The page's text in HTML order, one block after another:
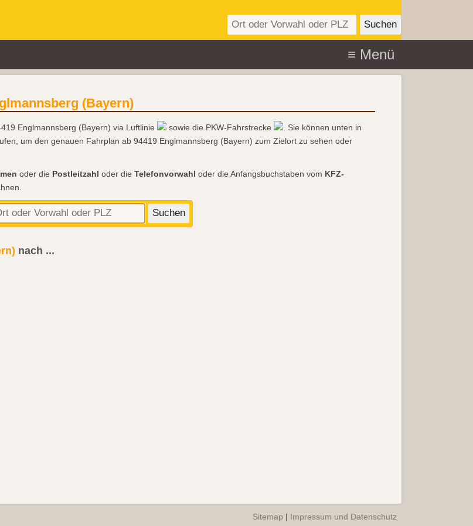
(Bayern)
Englmannsberg (Bayern) via Luftlinie sowie die PKW-Fahrstrecke
. Sie können unten in
um den genauen Fahrplan ab 94419 Englmannsberg (Bayern) zum Zielort zu sehen oder
oder die Postleitzahl oder die Telefonvorwahl oder die Anfangsbuchstaben vom KFZ-
nach ...
Sitemap | Impressum und Datenschutz